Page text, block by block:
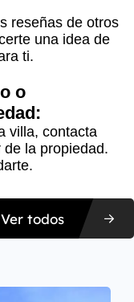
reseñas de otros
una idea de
ti.
o
villa, contacta
la propiedad.
Ver todos